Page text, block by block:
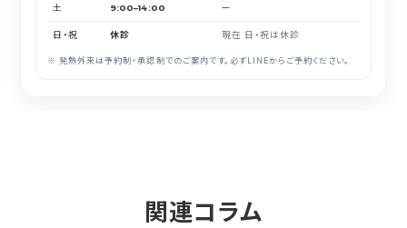
土 9:00–14:00 —
日・祝 休診 現在 日・祝は休診
※ 発熱外来は予約制・承認制でのご案内です。必ずLINEからご予約ください。
関連コラム